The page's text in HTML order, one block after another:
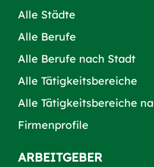
Alle Städte
Alle Berufe
Alle Berufe nach Stadt
Alle Tätigkeitsbereiche
Alle Tätigkeitsbereiche
Firmenprofile
ARBEITGEBER